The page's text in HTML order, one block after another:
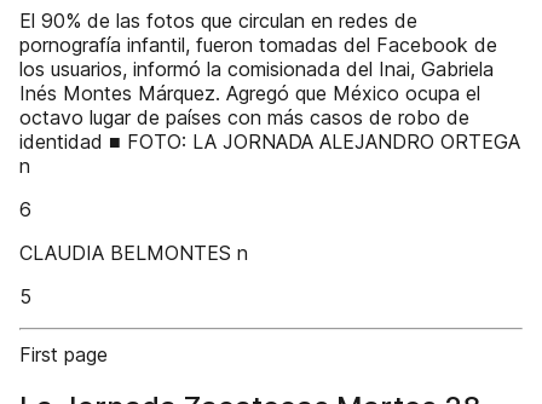
El 90% de las fotos que circulan en redes de
pornografía infantil, fueron tomadas del Facebook de
los usuarios, informó la comisionada del Inai, Gabriela
Inés Montes Márquez. Agregó que México ocupa el
octavo lugar de países con más casos de robo de
identidad ■ FOTO: LA JORNADA ALEJANDRO ORTEGA
n
6
CLAUDIA BELMONTES n
5
First page